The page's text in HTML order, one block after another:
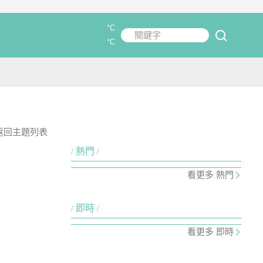
關鍵字
°C
°C
回主題列表
熱門
看更多 熱門
即時
看更多 即時